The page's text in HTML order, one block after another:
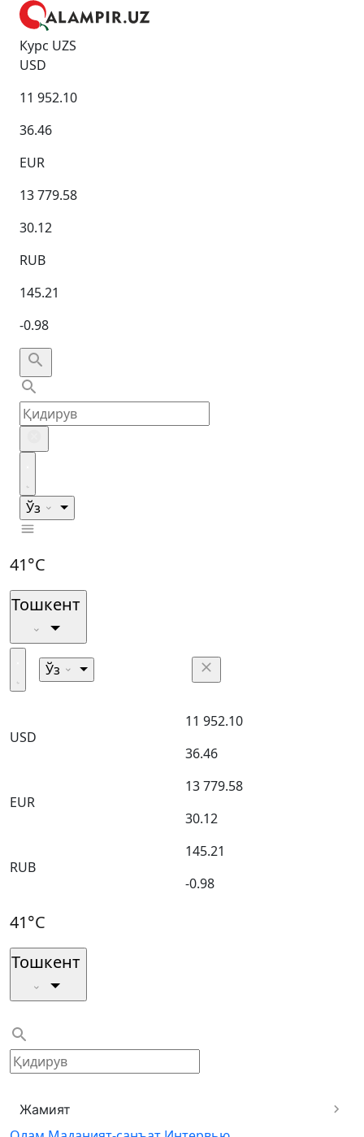
Курс UZS
USD
11 952.10
36.46
EUR
13 779.58
30.12
RUB
145.21
-0.98
Ўз
41°C
Тошкент
Ўз
USD
11 952.10
36.46
EUR
13 779.58
30.12
RUB
145.21
-0.98
41°C
Тошкент
Жамият